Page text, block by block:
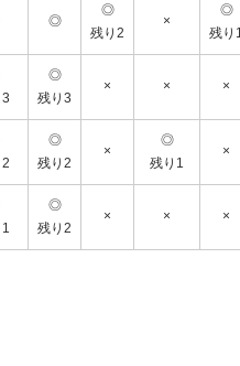
株式会社モダンブルー返
TEL:0120-46-1122
開催中！／人気ブランドアイテムが
◎
◎
残り2
×
◎
残り
◎
残り3
× × ×
◎
残り2
×
◎
残り1
×
◎
残り2
× × ×